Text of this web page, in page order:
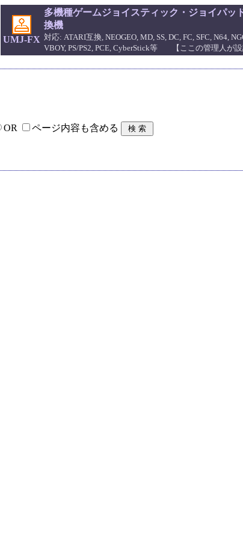
UMJ-FX
多機種ゲームジョイスティック・ジョイパッ
換機
対応: ATARI互換, NEOGEO, MD, SS, DC, FC, SFC, N64,
VBOY, PS/PS2, PCE, CyberStick等 【ここの管理人が設
OR ページ内容も含める